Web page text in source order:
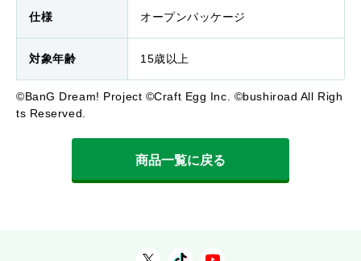
仕様 オープンパッケージ
対象年齢 15歳以上
©BanG Dream! Project ©Craft Egg Inc. ©bushiroad All Righ
ts Reserved.
商品一覧に戻る